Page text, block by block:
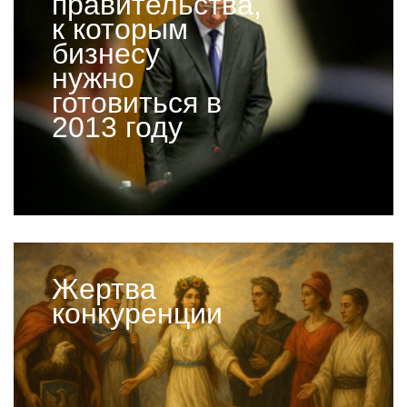
к которым
бизнесу
нужно
готовиться в
2013 году
Жертва
конкуренции